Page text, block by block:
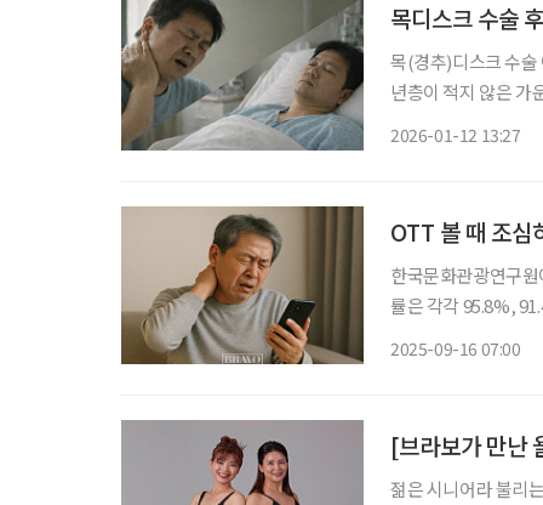
목디스크 수술
목(경추)디스크 수술
년층이 적지 않은 가
2026-01-12 13:27
OTT 볼 때 조
한국문화관광연구
률은 각각 95.8%,
2025-09-16 07:00
[브라보가 만난
젊은 시니어라 불리